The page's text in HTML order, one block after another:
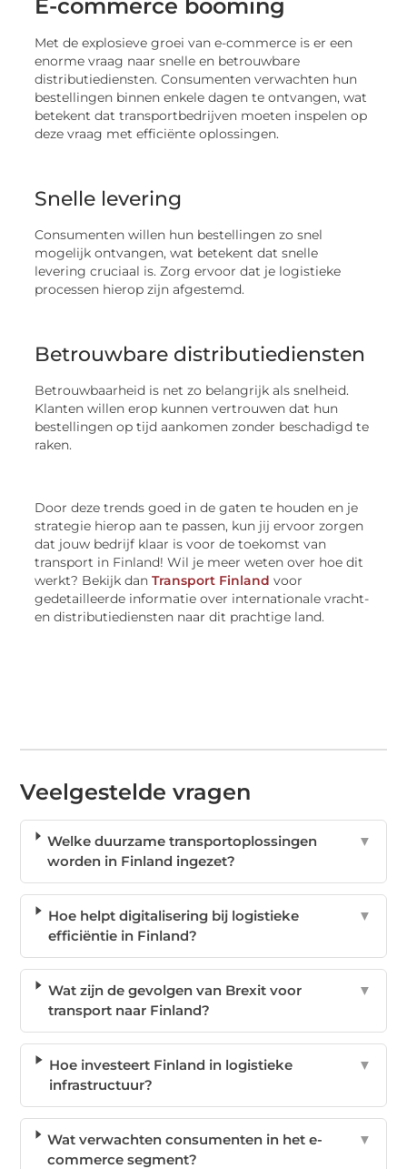
E-commerce booming
Met de explosieve groei van e-commerce is er een
enorme vraag naar snelle en betrouwbare
distributiediensten. Consumenten verwachten hun
bestellingen binnen enkele dagen te ontvangen, wat
betekent dat transportbedrijven moeten inspelen op
deze vraag met efficiënte oplossingen.
Snelle levering
Consumenten willen hun bestellingen zo snel
mogelijk ontvangen, wat betekent dat snelle
levering cruciaal is. Zorg ervoor dat je logistieke
processen hierop zijn afgestemd.
Betrouwbare distributiediensten
Betrouwbaarheid is net zo belangrijk als snelheid.
Klanten willen erop kunnen vertrouwen dat hun
bestellingen op tijd aankomen zonder beschadigd te
raken.
Door deze trends goed in de gaten te houden en je
strategie hierop aan te passen, kun jij ervoor zorgen
dat jouw bedrijf klaar is voor de toekomst van
transport in Finland! Wil je meer weten over hoe dit
werkt? Bekijk danTransport Finland voor
gedetailleerde informatie over internationale vracht-
en distributiediensten naar dit prachtige land.
Veelgestelde vragen
Welke duurzame transportoplossingen
worden in Finland ingezet?
▼
Hoe helpt digitalisering bij logistieke
efficiëntie in Finland?
▼
Wat zijn de gevolgen van Brexit voor
transport naar Finland?
▼
Hoe investeert Finland in logistieke
infrastructuur?
▼
Wat verwachten consumenten in het e-
commerce segment?
▼